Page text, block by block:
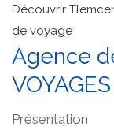
Découvrir
de voyage
Agence
VOYAGES
Présentation